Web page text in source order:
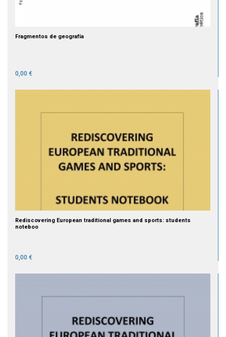
Fragmentos de geografía
0,00 €
Rediscovering European traditional games and sports: students
noteboo
0,00 €